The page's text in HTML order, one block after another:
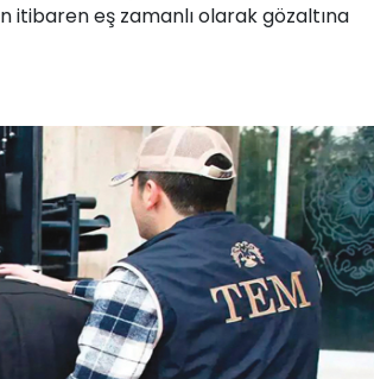
itibaren eş zamanlı olarak gözaltına